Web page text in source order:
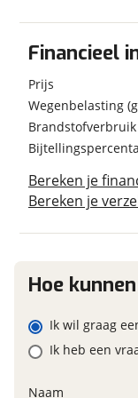
Geschiedenis
Datum
Voertuig heeft
schadeverleden
Prijs
Inclusief BPM
BTW/marge
Financieel
Prijs
Wegenbelasting
Brandstofverbruik
Bereken je
Bereken je
Hordeur
Luifel Type
Koelkast
Onderstel/
Eventuele
Foto's
JPG,
Jouw
Hoe
Ik wil graag
Ik heb een
Naam